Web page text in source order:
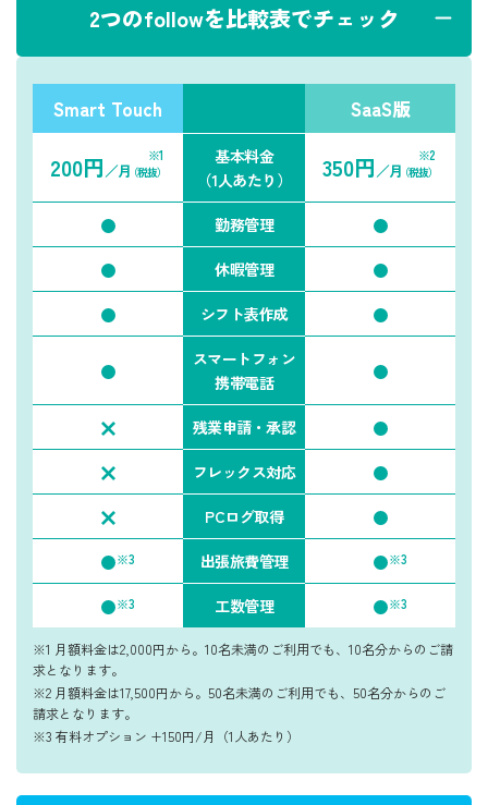
2つのfollowを比較表でチェック
Smart Touch SaaS版
200円 ／月（税抜）
※1
基本料金
（1人あたり）
350円 ／月（税抜）
※2
勤務管理
休暇管理
シフト表作成
スマートフォン
携帯電話
残業申請・承認
フレックス対応
PCログ取得
※3 出張旅費管理 ※3
※3 工数管理 ※3
※1 月額料金は2,000円から。10名未満のご利用でも、10名分からのご請
求となります。
※2 月額料金は17,500円から。50名未満のご利用でも、50名分からのご
請求となります。
※3 有料オプション +150円/月（1人あたり）